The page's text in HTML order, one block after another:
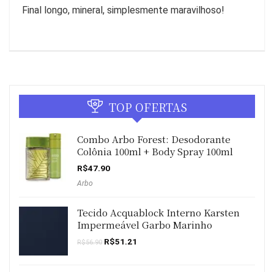
Final longo, mineral, simplesmente maravilhoso!
TOP OFERTAS
Combo Arbo Forest: Desodorante
Colônia 100ml + Body Spray 100ml
R$47.90
Arbo
Tecido Acquablock Interno Karsten
Impermeável Garbo Marinho
R$56.90 O
R$51.21